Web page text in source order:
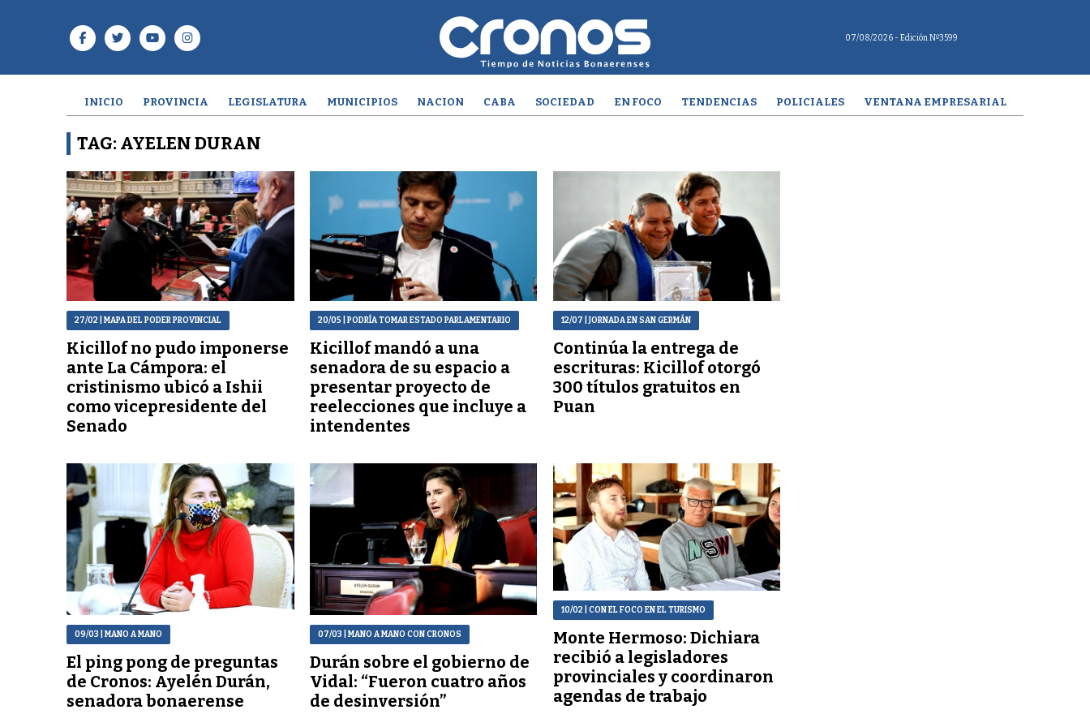
07/08/2026 - Edición Nº3599
INICIO PROVINCIA LEGISLATURA MUNICIPIOS NACION CABA SOCIEDAD EN FOCO TENDENCIAS POLICIALES VENTANA EMPRESARIAL
TAG: AYELEN DURAN
27/02 | MAPA DEL PODER PROVINCIAL
Kicillof no pudo imponerse
ante La Cámpora: el
cristinismo ubicó a Ishii
como vicepresidente del
Senado
20/05 | PODRÍA TOMAR ESTADO PARLAMENTARIO
Kicillof mandó a una
senadora de su espacio a
presentar proyecto de
reelecciones que incluye a
intendentes
12/07 | JORNADA EN SAN GERMÁN
Continúa la entrega de
escrituras: Kicillof otorgó
300 títulos gratuitos en
Puan
09/03 | MANO A MANO
El ping pong de preguntas
de Cronos: Ayelén Durán,
senadora bonaerense
07/03 | MANO A MANO CON CRONOS
Durán sobre el gobierno de
Vidal: “Fueron cuatro años
de desinversión”
10/02| CON EL FOCO EN EL TURISMO
Monte Hermoso: Dichiara
recibió a legisladores
provinciales y coordinaron
agendas de trabajo